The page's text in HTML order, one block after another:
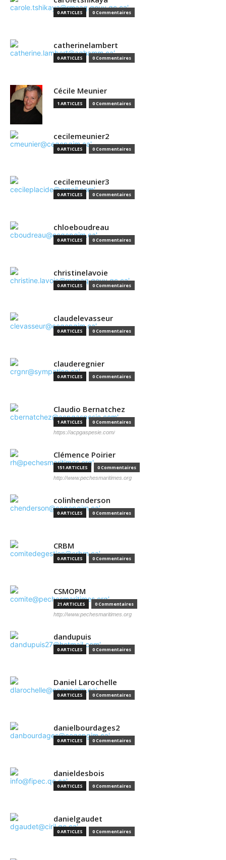
0 ARTICLES 0 Commentaires
catherinelambert
0 ARTICLES 0 Commentaires
Cécile Meunier
1 ARTICLES 0 Commentaires
cecilemeunier2
0 ARTICLES 0 Commentaires
cecilemeunier3
0 ARTICLES 0 Commentaires
chloeboudreau
0 ARTICLES 0 Commentaires
christinelavoie
0 ARTICLES 0 Commentaires
claudelevasseur
0 ARTICLES 0 Commentaires
clauderegnier
0 ARTICLES 0 Commentaires
Claudio Bernatchez
1 ARTICLES 0 Commentaires
https://acpgaspesie.com/
Clémence Poirier
151 ARTICLES 0 Commentaires
http://www.pechesmaritimes.org
colinhenderson
0 ARTICLES 0 Commentaires
CRBM
0 ARTICLES 0 Commentaires
CSMOPM
21 ARTICLES 0 Commentaires
http://www.pechesmaritimes.org
dandupuis
0 ARTICLES 0 Commentaires
Daniel Larochelle
0 ARTICLES 0 Commentaires
danielbourdages2
0 ARTICLES 0 Commentaires
danieldesbois
0 ARTICLES 0 Commentaires
danielgaudet
0 ARTICLES 0 Commentaires